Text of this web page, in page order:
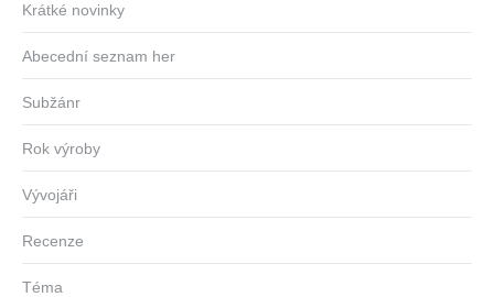
Krátké novinky
Abecední seznam her
Subžánr
Rok výroby
Vývojáři
Recenze
Téma